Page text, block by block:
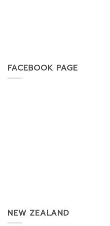
FACEBOOK PAGE
NEW ZEALAND